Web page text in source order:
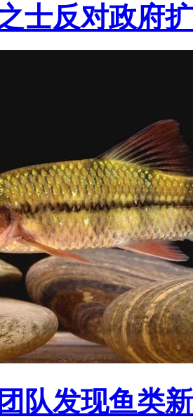
士反对政府
队发现鱼类